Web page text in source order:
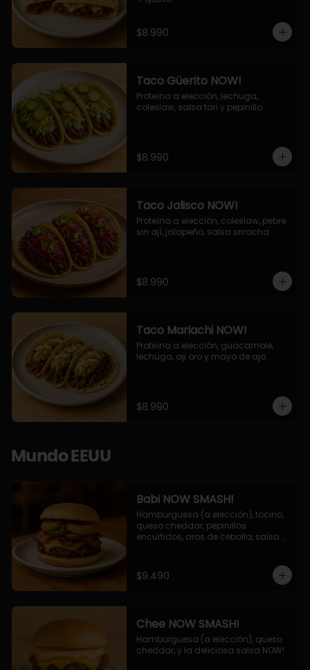
$8.990
Taco Güerito NOW!
Proteína a elección, lechuga,
coleslaw, salsa tari y pepinillo.
$8.990
Taco Jalisco NOW!
Proteína a elección, coleslaw, pebre
sin ají, jalapeño, salsa sriracha.
$8.990
Taco Mariachi NOW!
Proteína a elección, guacamole,
lechuga, aji oro y mayo de ajo.
$8.990
Mundo EEUU
Babi NOW SMASH!
Hamburguesa (a elección), tocino,
queso cheddar, pepinillos
encurtidos, aros de cebolla, salsa
$9.490
Chee NOW SMASH!
Hamburguesa (a elección), queso
cheddar, y la deliciosa salsa NOW!